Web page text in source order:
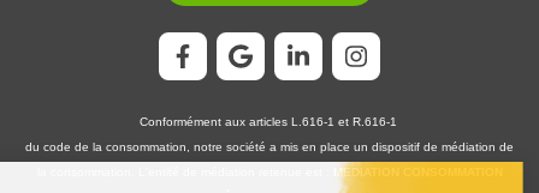
Conformément aux articles L.616-1 et R.616-1
du code de la consommation, notre société a mis en place un dispositif de médiation de
MEDIATION CONSOMMATION